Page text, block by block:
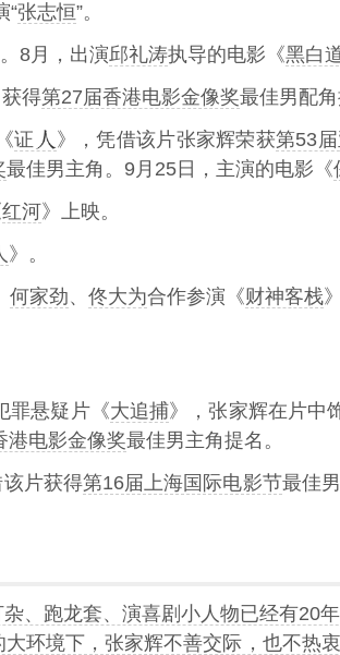
“张志恒”。
8月，出演邱礼涛执导的电影《黑白
获得第27届香港电影金像奖最佳男配角
证 》，凭借该片张家辉荣获第53
最佳男主角。9月25日，主演的电影《
红河》上映。
》。
何家劲、 佟大为合作参演《财神客栈
罪悬疑片《大追捕》，张家辉在片中
港电影金像奖最佳男主角提名。
该片获得第16届上海国际电影节最佳
、跑龙套、演喜剧小人物已经有20
环境下，张家辉不善交际，也不热